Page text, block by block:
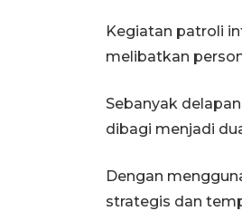
Kegiatan patroli
melibatkan
Sebanyak
dibagi menjadi
Dengan
strategis dan